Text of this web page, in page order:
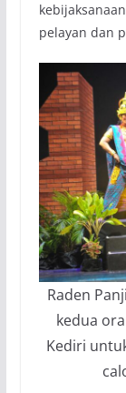
pelayan dan
Raden
kedua
Kediri